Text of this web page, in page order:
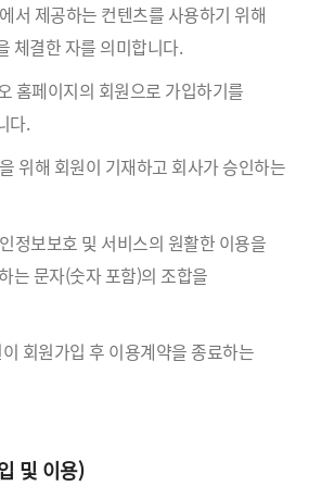
서 제공하는 컨텐츠를 사용하기 위해
체결한 자를 의미합니다.
홈페이지의 회원으로 가입하기를
다.
위해 회원이 기재하고 회사가 승인하는
정보보호 및 서비스의 원활한 이용을
는 문자(숫자 포함)의 조합을
회원가입 후 이용계약을 종료하는
및 이용)